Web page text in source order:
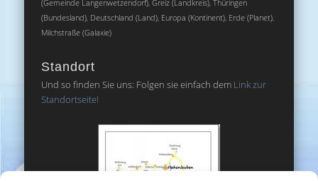
(Gemeinde Langenwetzendorf), Greiz (Landkreis), Thüringen
(Bundesland), Deutschland (Land), Europa (Kontinent), Erde (Planet),
Milchstraße (Galaxie)
Standort
Und so finden Sie uns: Folgen sie einfach dem Link zur
Standortseite!